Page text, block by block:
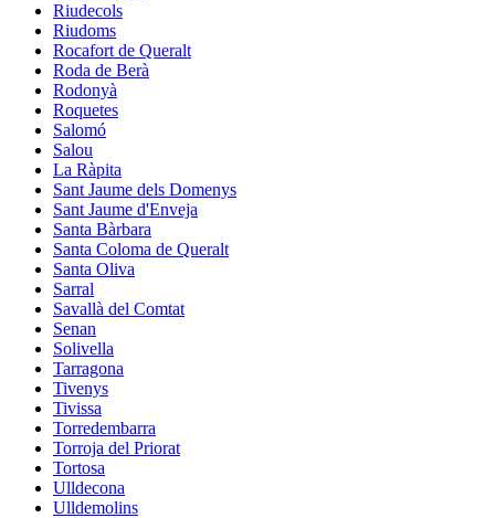
Riudecols
Riudoms
Rocafort de Queralt
Roda de Berà
Rodonyà
Roquetes
Salomó
Salou
La Ràpita
Sant Jaume dels Domenys
Sant Jaume d'Enveja
Santa Bàrbara
Santa Coloma de Queralt
Santa Oliva
Sarral
Savallà del Comtat
Senan
Solivella
Tarragona
Tivenys
Tivissa
Torredembarra
Torroja del Priorat
Tortosa
Ulldecona
Ulldemolins